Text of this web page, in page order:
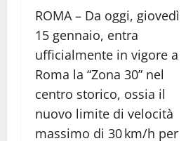
ROMA – Da oggi, giovedì
15 gennaio, entra
ufficialmente in vigore a
Roma la “Zona 30” nel
centro storico, ossia il
nuovo limite di velocità
massimo di 30 km/h per